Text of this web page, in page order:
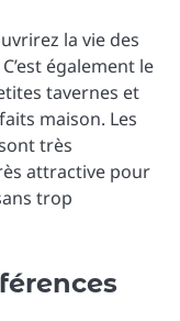
la vie des
également le
tavernes et
maison. Les
très
attractive pour
trop